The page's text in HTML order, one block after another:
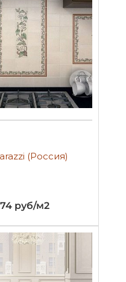
(Россия)
руб/м2